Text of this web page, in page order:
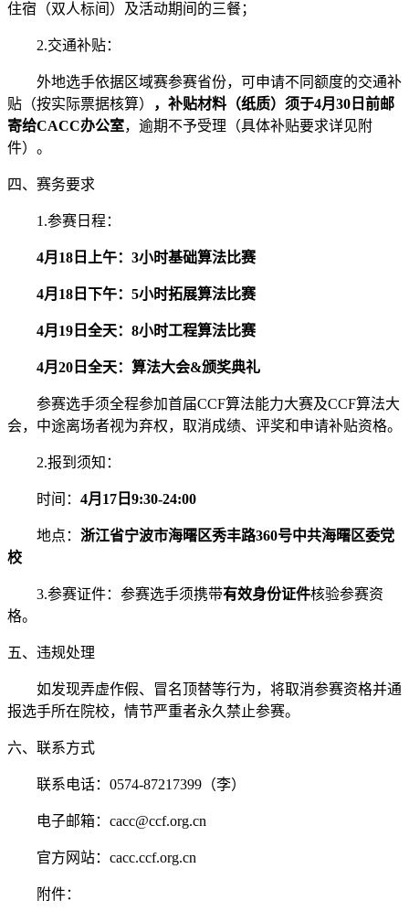
住宿（双人标间）及活动期间的三餐；
2.交通补贴：
外地选手依据区域赛参赛省份，可申请不同额度的交通补
贴（按实际票据核算）
，补贴材料（纸质）须于4月30日前邮
寄给CACC办公室，逾期不予受理（具体补贴要求详见附
件）。
四、赛务要求
1.参赛日程：
4月18日上午：3小时基础算法比赛
4月18日下午：5小时拓展算法比赛
4月19日全天：8小时工程算法比赛
4月20日全天：算法大会&颁奖典礼
参赛选手须全程参加首届CCF算法能力大赛及CCF算法大
会，中途离场者视为弃权，取消成绩、评奖和申请补贴资格。
2.报到须知：
时间： 4月17日9:30-24:00
地点： 浙江省宁波市海曙区秀丰路360号中共海曙区委党
校
3.参赛证件：参赛选手须携带有效身份证件核验参赛资
格。
五、违规处理
如发现弄虚作假、冒名顶替等行为，将取消参赛资格并通
报选手所在院校，情节严重者永久禁止参赛。
六、联系方式
联系电话：0574-87217399（李）
电子邮箱：cacc@ccf.org.cn
官方网站：cacc.ccf.org.cn
附件：